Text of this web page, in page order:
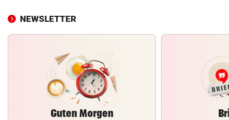
NEWSLETTER
Guten Morgen